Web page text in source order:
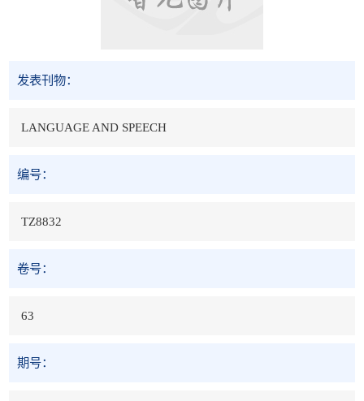
发表刊物：
LANGUAGE AND SPEECH
编号：
TZ8832
卷号：
63
期号：